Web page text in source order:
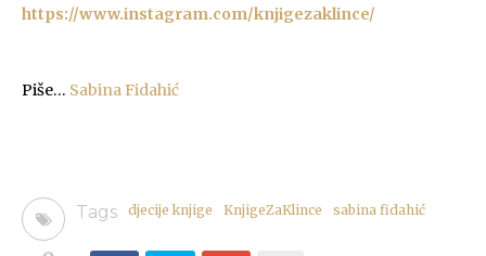
https://www.instagram.com/knjigezaklince/
Piše… Sabina Fidahić
Tags djecije knjige KnjigeZaKlince sabina fidahić